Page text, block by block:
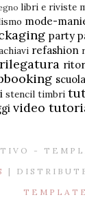
libri e riviste
mode-
party
refashion
rilegatura
stencil timbri
video
-
|
TEMPLATE